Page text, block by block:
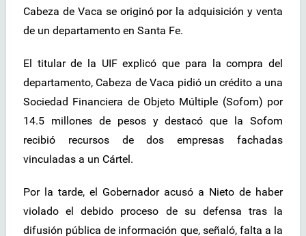
Cabeza de Vaca se originó por la adquisición y venta
de un departamento en Santa Fe.
El titular de la UIF explicó que para la compra del
departamento, Cabeza de Vaca pidió un crédito a una
Sociedad Financiera de Objeto Múltiple (Sofom) por
14.5 millones de pesos y destacó que la Sofom
recibió recursos de dos empresas fachadas
vinculadas a un Cártel.
Por la tarde, el Gobernador acusó a Nieto de haber
violado el debido proceso de su defensa tras la
difusión pública de información que, señaló, falta a la